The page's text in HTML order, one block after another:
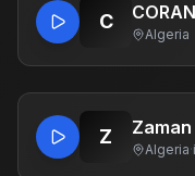
C
Algeria
Z Zaman
Algeria·